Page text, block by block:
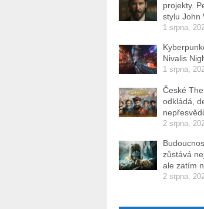
projekty.
stylu John
1 srpna,
Nivalis
1 srpna,
České
odkládá,
2 srpna,
zůstává
ale zatím
2 srpna,